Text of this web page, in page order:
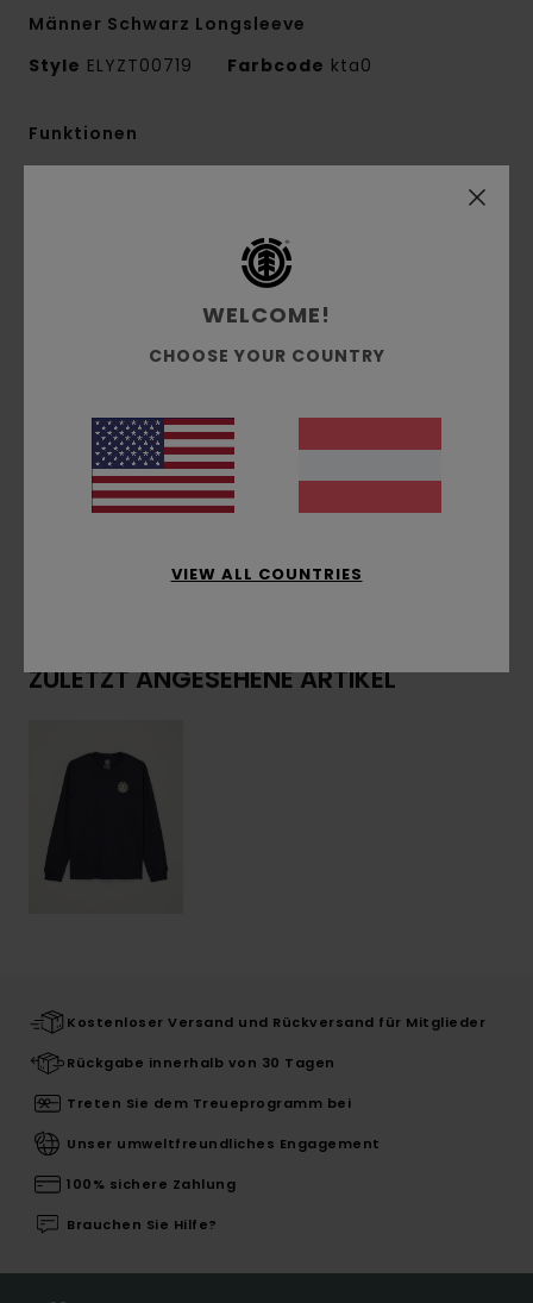
Männer Schwarz Longsleeve
Style ELYZT00719 Farbcode kta0
Funktionen
Regular Fit
Rundhalsausschnitt
Drucktechnik:Wasserbasierter Druck
Zusammensetzung[Hauptstoff] 100 % Bio-
Baumwolle
Versand & Rückversand
ZULETZT ANGESEHENE ARTIKEL
Kostenloser Versand und Rückversand für Mitglieder
Rückgabe innerhalb von 30 Tagen
Treten Sie dem Treueprogramm bei
Unser umweltfreundliches Engagement
100% sichere Zahlung
Brauchen Sie Hilfe?
WELCOME!
CHOOSE YOUR COUNTRY
VIEW ALL COUNTRIES